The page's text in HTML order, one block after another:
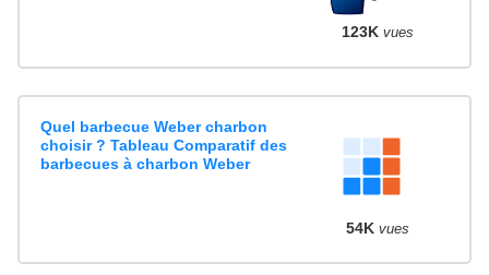
123K vues
Quel barbecue Weber charbon
choisir ? Tableau Comparatif des
barbecues à charbon Weber
54K vues